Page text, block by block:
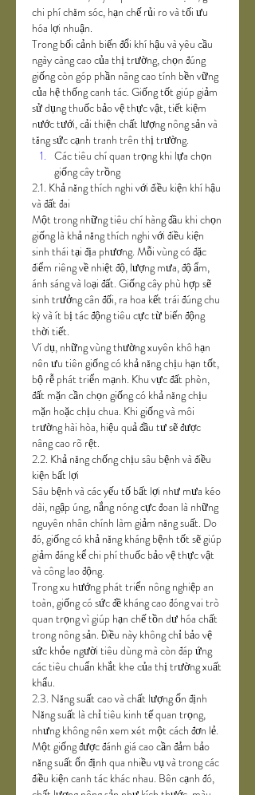
chi phí chăm sóc, hạn chế rủi ro và tối ưu
hóa lợi nhuận.
Trong bối cảnh biến đổi khí hậu và yêu cầu
ngày càng cao của thị trường, chọn đúng
giống còn góp phần nâng cao tính bền vững
của hệ thống canh tác. Giống tốt giúp giảm
sử dụng thuốc bảo vệ thực vật, tiết kiệm
nước tưới, cải thiện chất lượng nông sản và
tăng sức cạnh tranh trên thị trường.
Các tiêu chí quan trọng khi lựa chọn
giống cây trồng
2.1. Khả năng thích nghi với điều kiện khí hậu
và đất đai
Một trong những tiêu chí hàng đầu khi chọn
giống là khả năng thích nghi với điều kiện
sinh thái tại địa phương. Mỗi vùng có đặc
điểm riêng về nhiệt độ, lượng mưa, độ ẩm,
ánh sáng và loại đất. Giống cây phù hợp sẽ
sinh trưởng cân đối, ra hoa kết trái đúng chu
kỳ và ít bị tác động tiêu cực từ biến động
thời tiết.
Ví dụ, những vùng thường xuyên khô hạn
nên ưu tiên giống có khả năng chịu hạn tốt,
bộ rễ phát triển mạnh. Khu vực đất phèn,
đất mặn cần chọn giống có khả năng chịu
mặn hoặc chịu chua. Khi giống và môi
trường hài hòa, hiệu quả đầu tư sẽ được
nâng cao rõ rệt.
2.2. Khả năng chống chịu sâu bệnh và điều
kiện bất lợi
Sâu bệnh và các yếu tố bất lợi như mưa kéo
dài, ngập úng, nắng nóng cực đoan là những
nguyên nhân chính làm giảm năng suất. Do
đó, giống có khả năng kháng bệnh tốt sẽ giúp
giảm đáng kể chi phí thuốc bảo vệ thực vật
và công lao động.
Trong xu hướng phát triển nông nghiệp an
toàn, giống có sức đề kháng cao đóng vai trò
quan trọng vì giúp hạn chế tồn dư hóa chất
trong nông sản. Điều này không chỉ bảo vệ
sức khỏe người tiêu dùng mà còn đáp ứng
các tiêu chuẩn khắt khe của thị trường xuất
khẩu.
2.3. Năng suất cao và chất lượng ổn định
Năng suất là chỉ tiêu kinh tế quan trọng,
nhưng không nên xem xét một cách đơn lẻ.
Một giống được đánh giá cao cần đảm bảo
năng suất ổn định qua nhiều vụ và trong các
điều kiện canh tác khác nhau. Bên cạnh đó,